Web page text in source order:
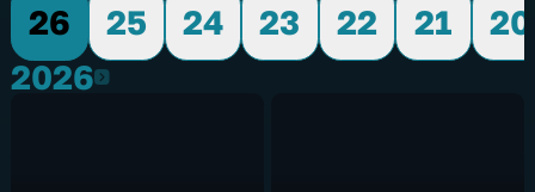
26
25 24 23 22 21
20
20262026